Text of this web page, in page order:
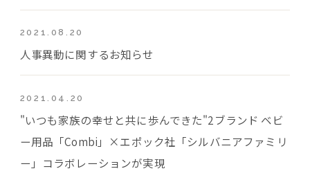
2021.08.20
人事異動に関するお知らせ
2021.04.20
"いつも家族の幸せと共に歩んできた"2ブランド ベビ
ー用品「Combi」×エポック社「シルバニアファミリ
ー」コラボレーションが実現